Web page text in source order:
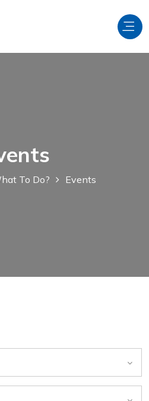
To Do? Events